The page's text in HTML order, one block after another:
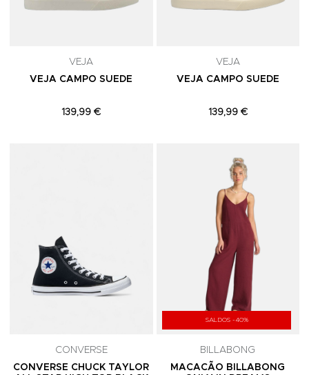
VEJA
VEJA CAMPO SUEDE
139,99 €
VEJA
VEJA CAMPO SUEDE
139,99 €
CONVERSE
CONVERSE CHUCK TAYLOR
SALDOS -40%
BILLABONG
MACACÃO BILLABONG